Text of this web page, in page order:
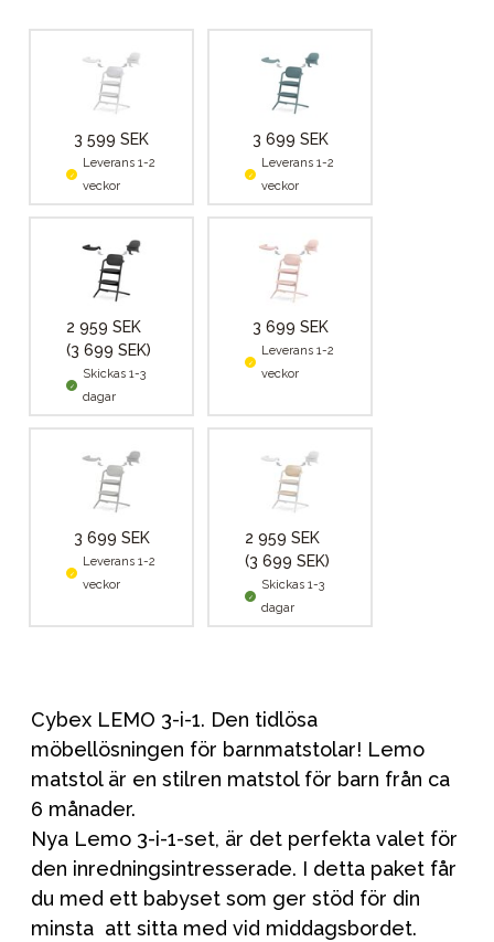
3 599 SEK
Leverans 1-2
veckor
3 699 SEK
Leverans 1-2
veckor
2 959 SEK
(3 699 SEK)
Skickas 1-3
dagar
3 699 SEK
Leverans 1-2
veckor
3 699 SEK
Leverans 1-2
veckor
2 959 SEK
(3 699 SEK)
Skickas 1-3
dagar
Cybex LEMO 3-i-1. Den tidlösa
möbellösningen för barnmatstolar! Lemo
matstol är en stilren matstol för barn från ca
6 månader.
Nya Lemo 3-i-1-set, är det perfekta valet för
den inredningsintresserade. I detta paket får
du med ett babyset som ger stöd för din
minsta att sitta med vid middagsbordet.